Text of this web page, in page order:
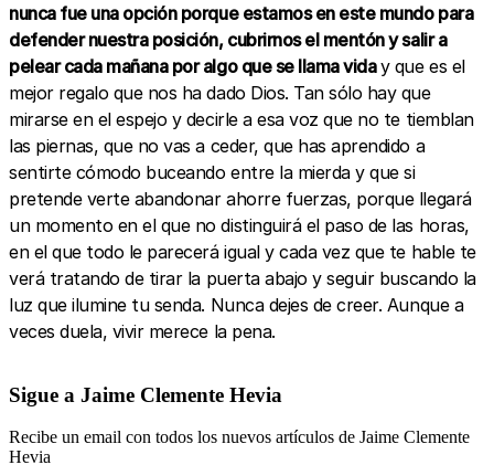
nunca fue una opción porque estamos en este mundo para
defender nuestra posición, cubrirnos el mentón y salir a
pelear cada mañana por algo que se llama viday que es el
mejor regalo que nos ha dado Dios. Tan sólo hay que
mirarse en el espejo y decirle a esa voz que no te tiemblan
las piernas, que no vas a ceder, que has aprendido a
sentirte cómodo buceando entre la mierda y que si
pretende verte abandonar ahorre fuerzas, porque llegará
un momento en el que no distinguirá el paso de las horas,
en el que todo le parecerá igual y cada vez que te hable te
verá tratando de tirar la puerta abajo y seguir buscando la
luz que ilumine tu senda. Nunca dejes de creer. Aunque a
veces duela, vivir merece la pena.
Sigue a Jaime Clemente Hevia
Recibe un email con todos los nuevos artículos de Jaime Clemente
Hevia